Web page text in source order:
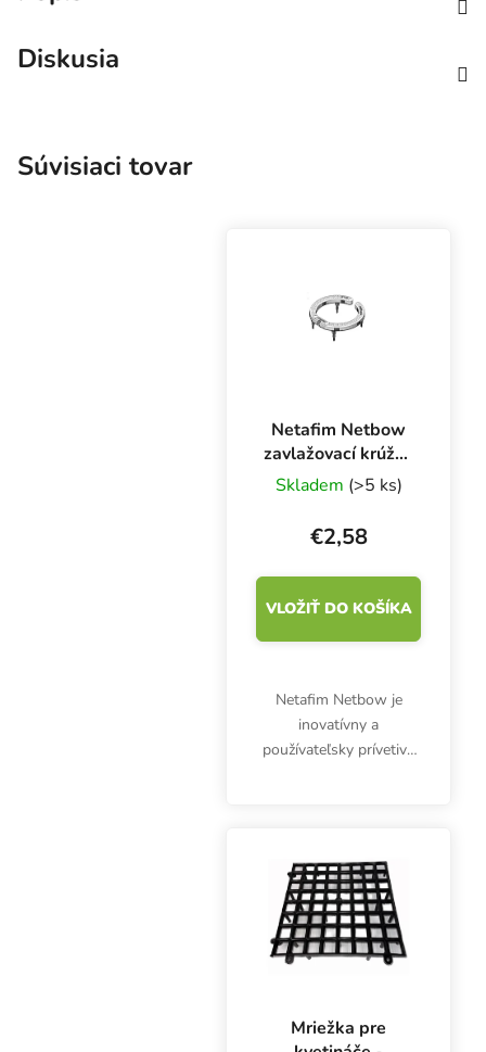
Diskusia
Súvisiaci tovar
Netafim Netbow
zavlažovací krúžok
12 cm
Skladem (>5 ks)
€2,58
VLOŽIŤ DO KOŠÍKA
Netafim Netbow je
inovatívny a
používateľsky prívetivý
skvelou distribúciou
vody do kvetináča. Je...
Mriežka pre